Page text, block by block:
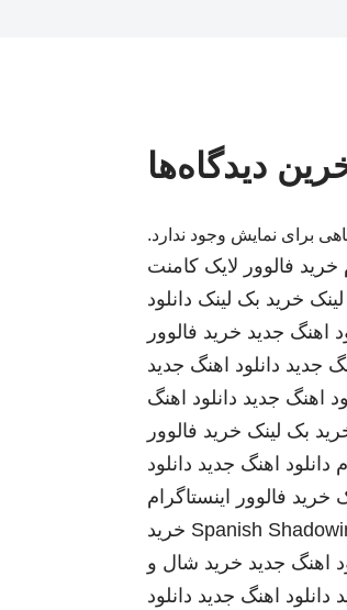
دیدگاه‌ها
برای نمایش وجود ندارد.
خرید فالوور لایک کامنت
خرید بک لینک دانلود
اهنگ جدید خرید فالوور
جدید دانلود اهنگ جدید
اهنگ جدید دانلود اهنگ
بک لینک خرید فالوور
دانلود اهنگ جدید دانلود
خرید فالوور اینستاگرام
Spanish خرید
اهنگ جدید خرید شال و
دانلود اهنگ جدید دانلود